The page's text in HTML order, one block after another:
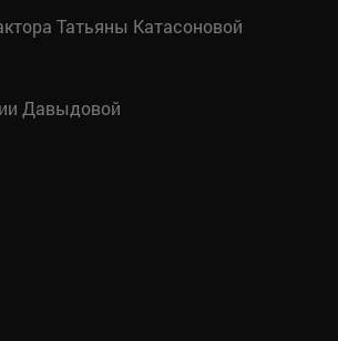
Татьяны Катасоновой
Давыдовой